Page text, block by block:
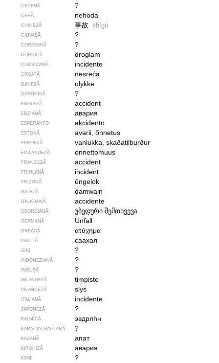
CECENĂ ?
CEHĂ nehoda
CHINEZĂ 事故 shìgù
CIUVAȘĂ ?
COREEANĂ ?
CORNICĂ droglam
CORSICANĂ incidente
CROATĂ nesreća
DANEZĂ ulykke
DARGHINĂ ?
ENGLEZĂ accident
ERZIANĂ авария
ESPERANTO akcidento
ESTONĂ avarii, õnnetus
FEROEZĂ vanlukka, skaðatilburður
FINLANDEZĂ onnettomuus
FRANCEZĂ accident
FRIULANĂ incident
FRIZONĂ ûngelok
GALEZĂ damwain
GALICIANĂ accidente
GEORGIANĂ უბედური შემთხვევა
GERMANĂ Unfall
GREACĂ ατύχημα
IAKUTĂ саахал
IDIȘ ?
INDONEZIANĂ ?
INGUȘĂ ?
IRLANDEZĂ timpiste
ISLANDEZĂ slys
ITALIANĂ incidente
JAPONEZĂ ?
KALMÎCĂ эвдрлһн
KARACIAI-BALCARĂ ?
KAZAHĂ апат
KIRGHIZĂ авария
KOMI ?